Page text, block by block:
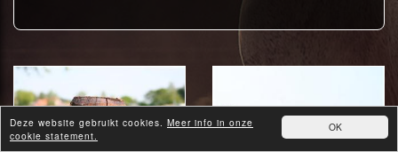
OK
Deze website gebruikt cookies. Meer info in onze
cookie statement.